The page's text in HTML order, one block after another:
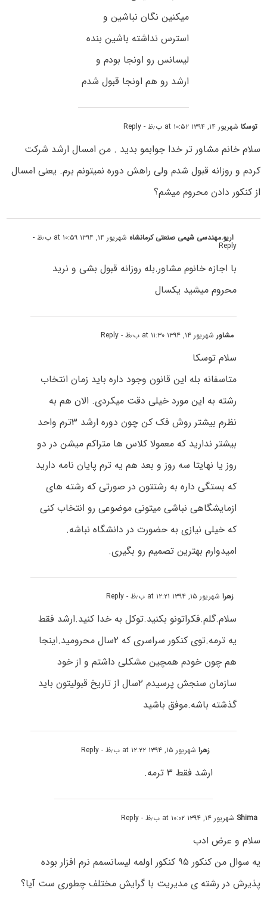
میکنین نگان نباشین و
استرس نداشته باشین بنده
لیسانس رو اونجا بودم و
ارشد رو هم اونجا قبول شدم
توسکاشهریور ۱۴, ۱۳۹۴ at ۱۰:۵۲ ب٫ظ - Reply
سلام خانم مشاور تر خدا جوابمو بدید . من امسال ارشد شرکت
کردم و روزانه قبول شدم ولی راهش دوره نمیتونم برم. یعنی امسال
از کنکور دادن محروم میشم؟
اریو.مهندسی شیمی صنعتی کرمانشاه شهریور ۱۴, ۱۳۹۴ at ۱۰:۵۹ ب٫ظ -
Reply
با اجازه خانوم مشاور.بله روزانه قبول بشی و نرید
محروم میشید یکسال
مشاورشهریور ۱۴, ۱۳۹۴ at ۱۱:۳۰ ب٫ظ - Reply
سلام توسکا
متاسفانه بله این قانون وجود داره باید زمان انتخاب
رشته به این مورد خیلی دقت میکردی. الان هم به
نظرم بیشتر روش فک کن چون دوره ارشد ۳ترم واحد
بیشتر ندارید که معمولا کلاس ها متراکم میشن در دو
روز یا نهایتا سه روز و بعد هم یه ترم پایان نامه دارید
که بستگی داره به رشتتون در صورتی که رشته های
ازمایشگاهی نباشی میتونی موضوعی رو انتخاب کنی
که خیلی نیازی به حضورت در دانشگاه نباشه.
امیدوارم بهترین تصمیم رو بگیری.
زهراشهریور ۱۵, ۱۳۹۴ at ۱۲:۲۱ ب٫ظ - Reply
سلام.گلم.فکراتونو بکنید.توکل به خدا کنید.ارشد فقط
یه ترمه.توی کنکور سراسری که ۲سال محرومید.اینجا
هم چون خودم همچین مشکلی داشتم و از خود
سازمان سنجش پرسیدم ۲سال از تاریخ قبولیتون باید
گذشته باشه.موفق باشید
زهراشهریور ۱۵, ۱۳۹۴ at ۱۲:۲۲ ب٫ظ - Reply
ارشد فقط ۳ ترمه.
Shima شهریور ۱۴, ۱۳۹۴ at ۱۰:۰۲ ب٫ظ - Reply
سلام و عرض ادب
یه سوال من کنکور ۹۵ کنکور اولمه لیسانسمم نرم افزار بوده
پذیرش در رشته ی مدیریت با گرایش مختلف چطوری ست آیا؟